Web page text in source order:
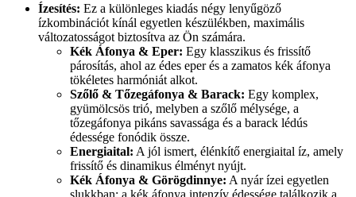
Ízesítés: Ez a különleges kiadás négy lenyűgöző
ízkombinációt kínál egyetlen készülékben, maximális
változatosságot biztosítva az Ön számára.
Kék Áfonya & Eper: Egy klasszikus és frissítő
párosítás, ahol az édes eper és a zamatos kék áfonya
tökéletes harmóniát alkot.
Szőlő & Tőzegáfonya & Barack: Egy komplex,
gyümölcsös trió, melyben a szőlő mélysége, a
tőzegáfonya pikáns savassága és a barack lédús
édessége fonódik össze.
Energiaital: A jól ismert, élénkítő energiaital íz, amely
frissítő és dinamikus élményt nyújt.
Kék Áfonya & Görögdinnye: A nyár ízei egyetlen
slukkban: a kék áfonya intenzív édessége találkozik a